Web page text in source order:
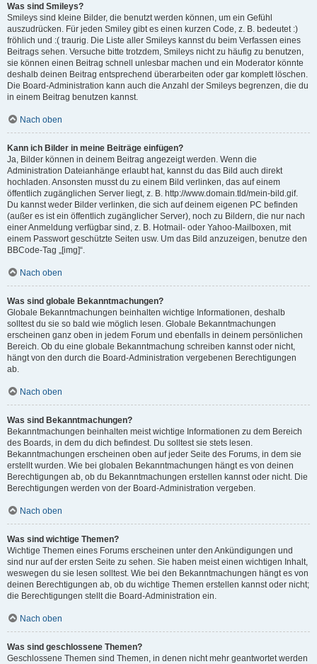
Was sind Smileys?
Smileys sind kleine Bilder, die benutzt werden können, um ein Gefühl
auszudrücken. Für jeden Smiley gibt es einen kurzen Code, z. B. bedeutet :)
fröhlich und :( traurig. Die Liste aller Smileys kannst du beim Verfassen eines
Beitrags sehen. Versuche bitte trotzdem, Smileys nicht zu häufig zu benutzen,
sie können einen Beitrag schnell unlesbar machen und ein Moderator könnte
deshalb deinen Beitrag entsprechend überarbeiten oder gar komplett löschen.
Die Board-Administration kann auch die Anzahl der Smileys begrenzen, die du
in einem Beitrag benutzen kannst.
Nach oben
Kann ich Bilder in meine Beiträge einfügen?
Ja, Bilder können in deinem Beitrag angezeigt werden. Wenn die
Administration Dateianhänge erlaubt hat, kannst du das Bild auch direkt
hochladen. Ansonsten musst du zu einem Bild verlinken, das auf einem
öffentlich zugänglichen Server liegt, z. B. http://www.domain.tld/mein-bild.gif.
Du kannst weder Bilder verlinken, die sich auf deinem eigenen PC befinden
(außer es ist ein öffentlich zugänglicher Server), noch zu Bildern, die nur nach
einer Anmeldung verfügbar sind, z. B. Hotmail- oder Yahoo-Mailboxen, mit
einem Passwort geschützte Seiten usw. Um das Bild anzuzeigen, benutze den
BBCode-Tag „[img]“.
Nach oben
Was sind globale Bekanntmachungen?
Globale Bekanntmachungen beinhalten wichtige Informationen, deshalb
solltest du sie so bald wie möglich lesen. Globale Bekanntmachungen
erscheinen ganz oben in jedem Forum und ebenfalls in deinem persönlichen
Bereich. Ob du eine globale Bekanntmachung schreiben kannst oder nicht,
hängt von den durch die Board-Administration vergebenen Berechtigungen
ab.
Nach oben
Was sind Bekanntmachungen?
Bekanntmachungen beinhalten meist wichtige Informationen zu dem Bereich
des Boards, in dem du dich befindest. Du solltest sie stets lesen.
Bekanntmachungen erscheinen oben auf jeder Seite des Forums, in dem sie
erstellt wurden. Wie bei globalen Bekanntmachungen hängt es von deinen
Berechtigungen ab, ob du Bekanntmachungen erstellen kannst oder nicht. Die
Berechtigungen werden von der Board-Administration vergeben.
Nach oben
Was sind wichtige Themen?
Wichtige Themen eines Forums erscheinen unter den Ankündigungen und
sind nur auf der ersten Seite zu sehen. Sie haben meist einen wichtigen Inhalt,
weswegen du sie lesen solltest. Wie bei den Bekanntmachungen hängt es von
deinen Berechtigungen ab, ob du wichtige Themen erstellen kannst oder nicht;
die Berechtigungen stellt die Board-Administration ein.
Nach oben
Was sind geschlossene Themen?
Geschlossene Themen sind Themen, in denen nicht mehr geantwortet werden